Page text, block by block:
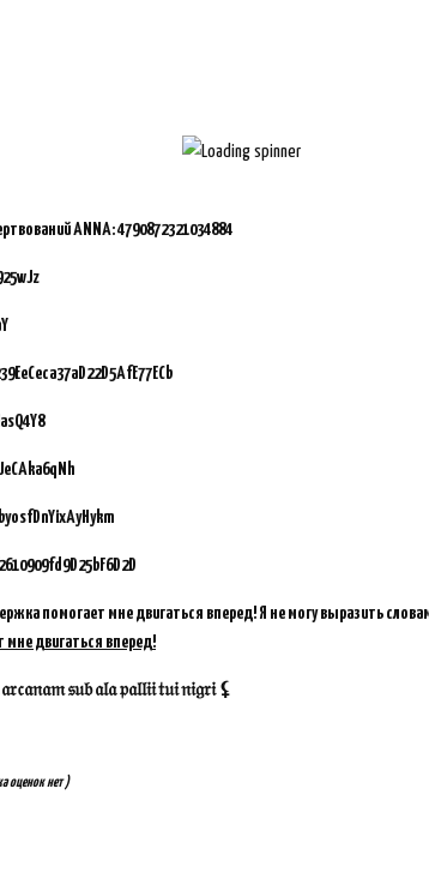
ANNA:4790872321034884
помогает мне двигаться вперед! Я не могу выразить
двигаться вперед!
𝔰𝔲𝔟 𝔞𝔩𝔞 𝔭𝔞𝔩𝔩𝔦𝔦 𝔱𝔲𝔦 𝔫𝔦𝔤𝔯𝔦 ⚸
оценок нет )